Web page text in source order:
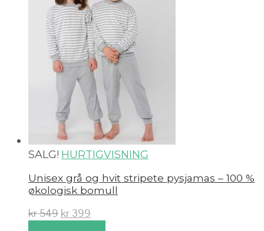
SALG! HURTIGVISNING
Unisex grå og hvit stripete pysjamas – 100 %
økologisk bomull
kr549 kr 399